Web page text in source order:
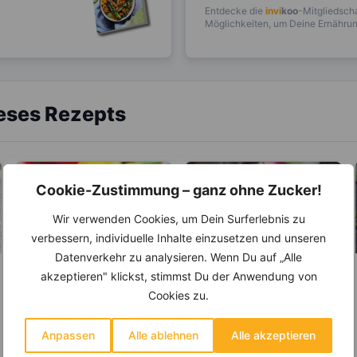
Cookie-Zustimmung – ganz ohne Zucker!
Wir verwenden Cookies, um Dein Surferlebnis zu
verbessern, individuelle Inhalte einzusetzen und unseren
Datenverkehr zu analysieren. Wenn Du auf „Alle
akzeptieren" klickst, stimmst Du der Anwendung von
Cookies zu.
Anpassen Alle ablehnen Alle akzeptieren
Entdecke die invikoo-
Möglichkeiten, um Deine
Rezepts
LEBENSMITTEL
Doppelt so viel
Vitamin C, wie die
Erst seit 200 Jahren wird
LEBENSMITTEL
Zwiebel –
Natürliches
Antibiotikum und
Die Zwiebel ist eine